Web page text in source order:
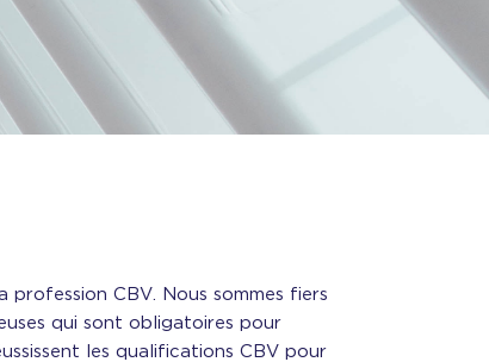
CBV. Nous sommes fiers
qui sont obligatoires pour
les qualifications CBV pour